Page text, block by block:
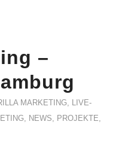
–
MARKETING
LIVE-
NEWS PROJEKTE